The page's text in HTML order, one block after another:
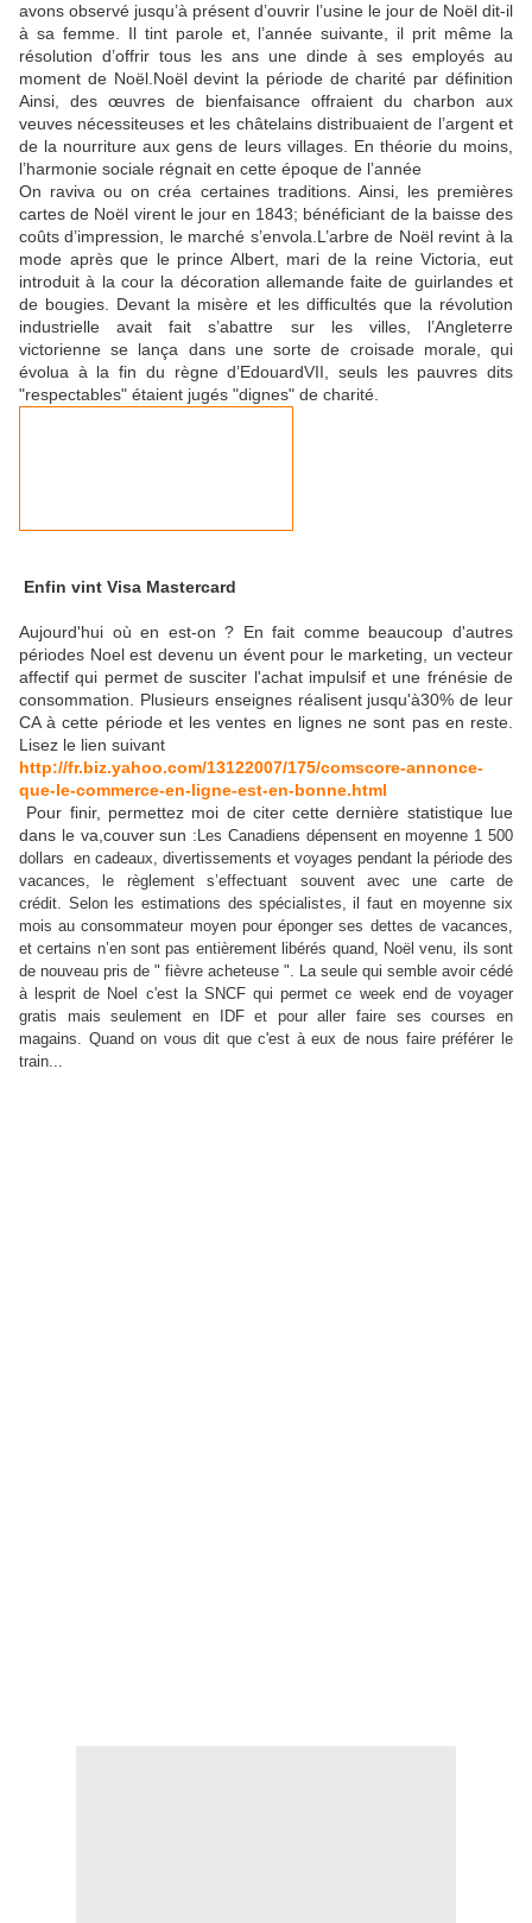
avons observé jusqu’à présent d’ouvrir l’usine le jour de Noël dit-il
à sa femme. Il tint parole et, l’année suivante, il prit même la
résolution d’offrir tous les ans une dinde à ses employés au
moment de Noël.Noël devint la période de charité par définition
Ainsi, des œuvres de bienfaisance offraient du charbon aux
veuves nécessiteuses et les châtelains distribuaient de l’argent et
de la nourriture aux gens de leurs villages. En théorie du moins,
l’harmonie sociale régnait en cette époque de l’année
On raviva ou on créa certaines traditions. Ainsi, les premières
cartes de Noël virent le jour en 1843; bénéficiant de la baisse des
coûts d’impression, le marché s’envola.L’arbre de Noël revint à la
mode après que le prince Albert, mari de la reine Victoria, eut
introduit à la cour la décoration allemande faite de guirlandes et
de bougies. Devant la misère et les difficultés que la révolution
industrielle avait fait s’abattre sur les villes, l’Angleterre
victorienne se lança dans une sorte de croisade morale, qui
évolua à la fin du règne d’EdouardVII, seuls les pauvres dits
"respectables" étaient jugés "dignes" de charité.
Enfin vint Visa Mastercard
Aujourd'hui où en est-on ? En fait comme beaucoup d'autres
périodes Noel est devenu un évent pour le marketing, un vecteur
affectif qui permet de susciter l'achat impulsif et une frénésie de
consommation. Plusieurs enseignes réalisent jusqu'à30% de leur
CA à cette période et les ventes en lignes ne sont pas en reste.
Lisez le lien suivant
http://fr.biz.yahoo.com/13122007/175/comscore-annonce-
que-le-commerce-en-ligne-est-en-bonne.html
Pour finir, permettez moi de citer cette dernière statistique lue
dans le va,couver sun : Les Canadiens dépensent en moyenne 1 500
dollars en cadeaux, divertissements et voyages pendant la période des
vacances, le règlement s’effectuant souvent avec une carte de
crédit. Selon les estimations des spécialistes, il faut en moyenne six
mois au consommateur moyen pour éponger ses dettes de vacances,
et certains n’en sont pas entièrement libérés quand, Noël venu, ils sont
de nouveau pris de " fièvre acheteuse ". La seule qui semble avoir cédé
à lesprit de Noel c'est la SNCF qui permet ce week end de voyager
gratis mais seulement en IDF et pour aller faire ses courses en
magains. Quand on vous dit que c'est à eux de nous faire préférer le
train...